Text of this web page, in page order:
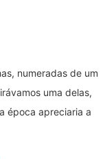
numeradas de um
uma delas,
época apreciaria a